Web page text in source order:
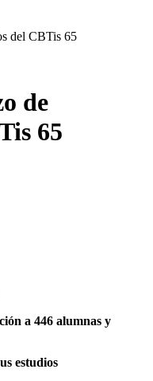
del CBTis 65
de
65
a 446 alumnas y
estudios